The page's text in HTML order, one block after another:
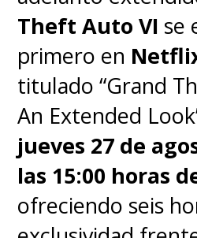
Theft Auto VI se
primero en
titulado “Grand
An Extended
jueves 27 de
las 15:00 horas
ofreciendo seis